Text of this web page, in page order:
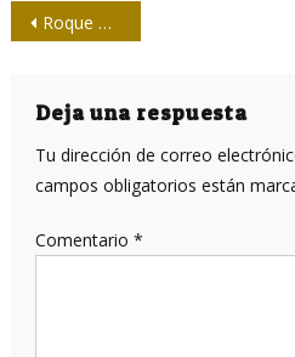
Navegación
entradas
Roque Dalton: Dos patrias tengo yo, Cuba y la mía
Deja una respuesta
Tu dirección de correo
campos obligatorios están
Comentario *